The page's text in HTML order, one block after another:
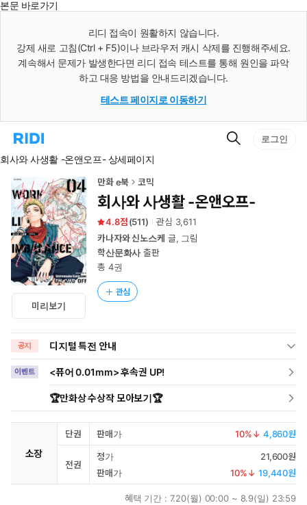
본문 바로가기
리디 접속이 원활하지 않습니다.
강제 새로 고침(Ctrl + F5)이나 브라우저 캐시 삭제를 진행해주세요.
계속해서 문제가 발생한다면 리디 접속 테스트를 통해 원인을 파악
하고 대응 방법을 안내드리겠습니다.
테스트 페이지로 이동하기
리
홈
로
이
동
검
로그인
회사와 사생활 -온앤오프- 상세페이지
미리보기
만화 e북 코믹
회사와 사생활 -온앤오프-
4.8 (511) 관심 3,611
카나자와 신노스케 글, 그림
학산문화사출판
총 4권
관심
공지 디지털 특전 안내
이벤트 <퓨어 0.01mm> 후속권 UP!
🏆만화상 수상작 모아보기🏆
소장
단권 판매가 10%↓ 4,860원
전권
정가
21,600원
판매가
10%↓ 19,440원
혜택 기간 : 7.20(월) 00:00 ~ 8.9(일) 23:59